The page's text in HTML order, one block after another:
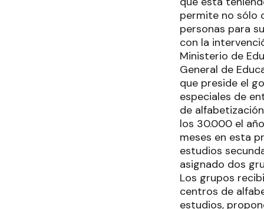
permite no sólo
personas para
con la
Ministerio de
General de
que preside el
especiales de
de
los 30.000 el
meses en esta
estudios
asignado dos
Los grupos
centros de
estudios,